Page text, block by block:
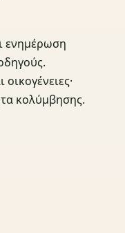
ενημέρωση
κολύμβησης.